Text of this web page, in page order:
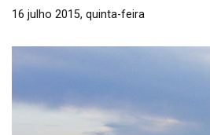
16 julho 2015, quinta-feira